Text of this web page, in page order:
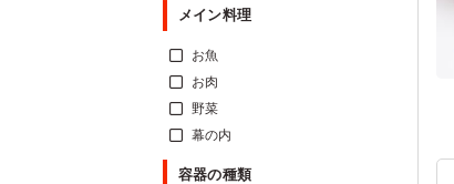
メイン料理
お魚
お肉
野菜
幕の内
容器の種類